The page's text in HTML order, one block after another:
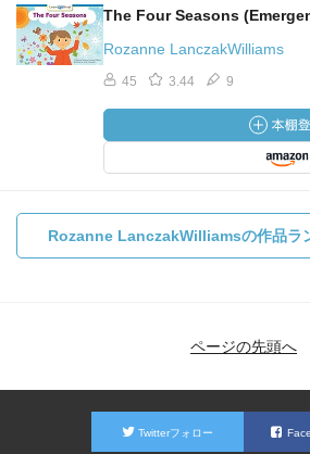
The Four Seasons
Rozanne LanczakWilliams
45 3.44 9
Rozanne LanczakWilliamsの作品ラ
ページの先頭へ
Twitterフォロー